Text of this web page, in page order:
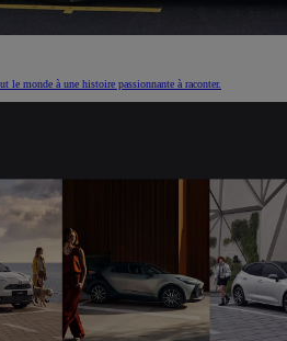
le monde à une histoire passionnante à raconter.